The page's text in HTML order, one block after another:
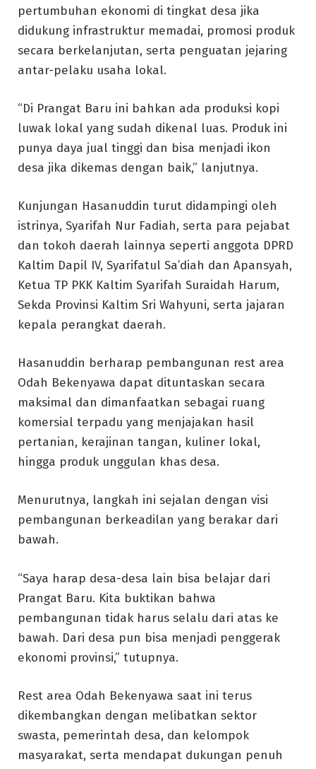
pertumbuhan ekonomi di tingkat desa jika
didukung infrastruktur memadai, promosi produk
secara berkelanjutan, serta penguatan jejaring
antar-pelaku usaha lokal.
“Di Prangat Baru ini bahkan ada produksi kopi
luwak lokal yang sudah dikenal luas. Produk ini
punya daya jual tinggi dan bisa menjadi ikon
desa jika dikemas dengan baik,” lanjutnya.
Kunjungan Hasanuddin turut didampingi oleh
istrinya, Syarifah Nur Fadiah, serta para pejabat
dan tokoh daerah lainnya seperti anggota DPRD
Kaltim Dapil IV, Syarifatul Sa’diah dan Apansyah,
Ketua TP PKK Kaltim Syarifah Suraidah Harum,
Sekda Provinsi Kaltim Sri Wahyuni, serta jajaran
kepala perangkat daerah.
Hasanuddin berharap pembangunan rest area
Odah Bekenyawa dapat dituntaskan secara
maksimal dan dimanfaatkan sebagai ruang
komersial terpadu yang menjajakan hasil
pertanian, kerajinan tangan, kuliner lokal,
hingga produk unggulan khas desa.
Menurutnya, langkah ini sejalan dengan visi
pembangunan berkeadilan yang berakar dari
bawah.
“Saya harap desa-desa lain bisa belajar dari
Prangat Baru. Kita buktikan bahwa
pembangunan tidak harus selalu dari atas ke
bawah. Dari desa pun bisa menjadi penggerak
ekonomi provinsi,” tutupnya.
Rest area Odah Bekenyawa saat ini terus
dikembangkan dengan melibatkan sektor
swasta, pemerintah desa, dan kelompok
masyarakat, serta mendapat dukungan penuh